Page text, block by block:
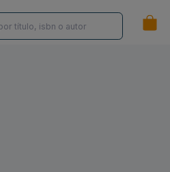
¿Eres Autor/a?